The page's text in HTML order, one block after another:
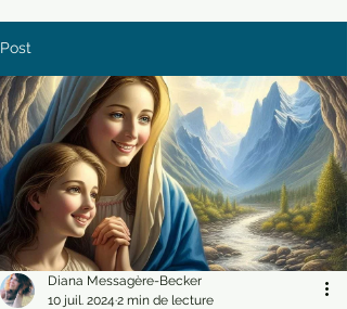
Post
Diana Messagère-Becker
10 juil. 2024 2 min de lecture